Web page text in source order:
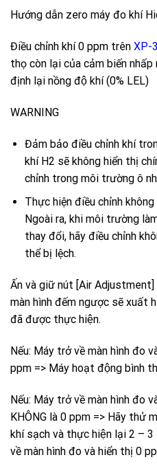
Hướng dẫn zero máy đo khí
Điều chỉnh khí 0 ppm trên XP-
thọ còn lại của cảm biến nhấp
định lại nồng độ khí (0% LEL)
WARNING
Đảm bảo điều chỉnh khí
khí H2 sẽ không hiển thị
chỉnh trong môi trường ô
Thực hiện điều chỉnh
Ngoài ra, khi môi trường
thay đổi, hãy điều chỉnh
thể bị lệch.
Ấn và giữ nút [Air Adjustment]
màn hình đếm ngược sẽ xuất
đã được thực hiện.
Nếu: Máy trở về màn hình đo
ppm => Máy hoạt động bình
Nếu: Máy trở về màn hình đo
KHÔNG là 0 ppm => Hãy thử
khí sạch và thực hiện lại 2 – 3
về màn hình đo và hiển thị 0